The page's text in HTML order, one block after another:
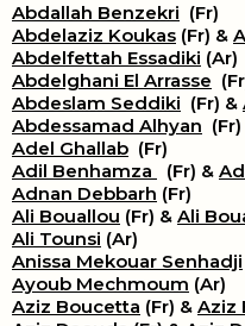
Abdallah Benzekri (Fr)
Abdelaziz Koukas (Fr) &
Abdelfettah Essadiki (Ar)
Abdelghani El Arrasse
Abdeslam Seddiki (Fr) &
Abdessamad Alhyan
Adel Ghallab (Fr)
Adil Benhamza
(Fr) &
Adnan Debbarh (Fr)
Ali Bouallou (Fr) & Ali
Ali Tounsi (Ar)
Anissa Mekouar Senhadji
Ayoub Mechmoum (Ar)
Aziz Boucetta (Fr) & Aziz